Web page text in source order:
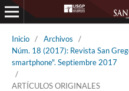
Inicio / Archivos
/
Núm. 18 (2017): Revista San
smartphone". Septiembre 2017
/
ARTÍCULOS ORIGINALES